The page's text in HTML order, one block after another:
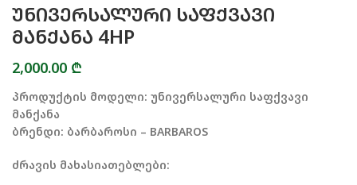
ᲣᲜᲘᲕᲔᲠᲡᲐᲚᲣᲠᲘ ᲡᲐᲤᲥᲕᲐᲕᲘ
ᲛᲐᲜᲥᲐᲜᲐ 4HP
2,000.00 ₾
პროდუქტის მოდელი: უნივერსალური საფქვავი
მანქანა
ბრენდი: ბარბაროსი – BARBAROS
ძრავის მახასიათებლები: